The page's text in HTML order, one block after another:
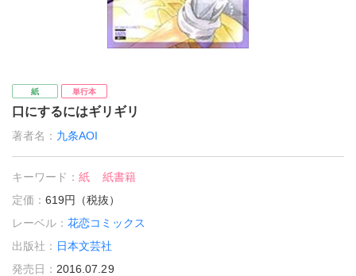
紙 単行本
口にするにはギリギリ
著者名： 九条AOI
キーワード：紙
紙書籍
定価：619円（税抜）
レーベル：花恋コミックス
出版社： 日本文芸社
発売日： 2016.07.29